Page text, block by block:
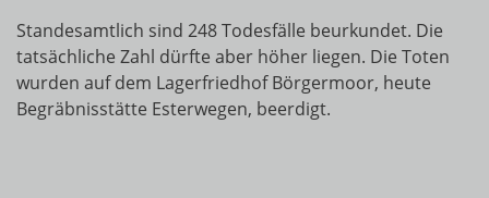
Standesamtlich sind 248 Todesfälle beurkundet. Die
tatsächliche Zahl dürfte aber höher liegen. Die Toten
wurden auf dem Lagerfriedhof Börgermoor, heute
Begräbnisstätte Esterwegen, beerdigt.